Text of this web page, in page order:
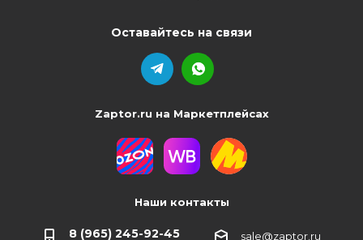
Оставайтесь на связи
Zaptor.ru на Маркетплейсах
Наши контакты
8 (965) 245-92-45 sale@zaptor.ru